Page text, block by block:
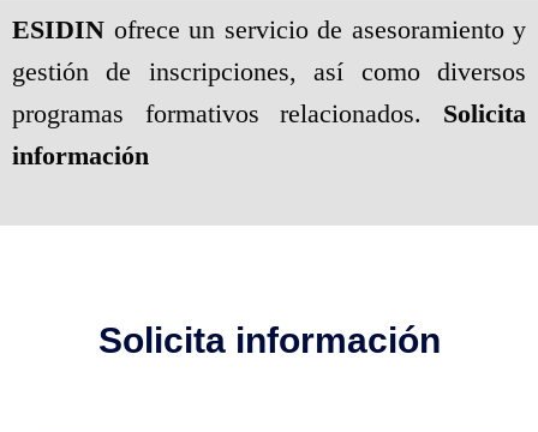
ESIDIN ofrece un servicio de asesoramiento y
gestión de inscripciones, así como diversos
programas formativos relacionados. Solicita
información
Solicita información